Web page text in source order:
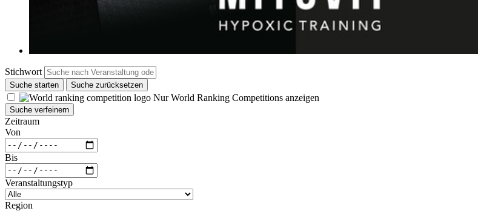
Stichwort
Suche starten Suche zurücksetzen
Nur World Ranking Competitions anzeigen
Suche verfeinern
Zeitraum
Von
Bis
Veranstaltungstyp
Region